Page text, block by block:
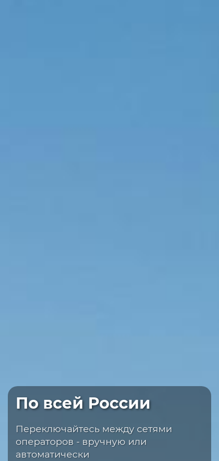
По всей России
Переключайтесь между сетями
операторов - вручную или
автоматически
Быстрая доставка
сайте или на маркетплейсах